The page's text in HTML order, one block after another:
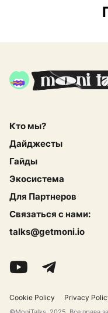
Кто мы?
Дайджесты
Гайды
Экосистема
Для Партнеров
Связаться с нами:
talks@getmoni.io
Cookie Policy Privacy